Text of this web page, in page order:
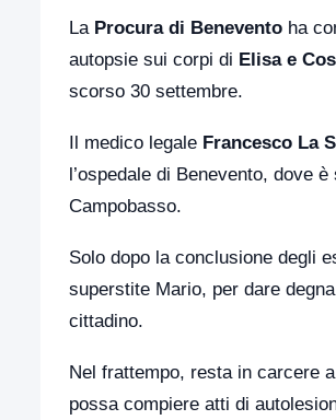
LaProcura di Benevento ha
autopsie sui corpi di Elisa e
scorso 30 settembre.
Il medico legale Francesco La
l’ospedale di Benevento, dove
Campobasso.
Solo dopo la conclusione degli
superstite Mario, per dare
cittadino.
Nel frattempo, resta in carcere
possa compiere atti di